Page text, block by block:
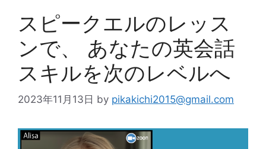
スピークエルのレッス
ンで、 あなたの英会話
スキルを次のレベルへ
2023年11月13日 by pikakichi2015@gmail.com